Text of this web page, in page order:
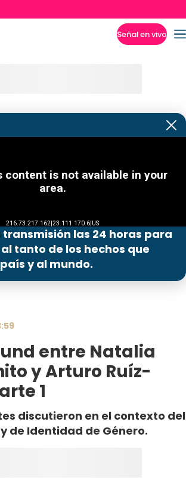
Señal en vivo
transmisión las 24 horas para
tanto de los hechos que
y al mundo.
entre Natalia
y Arturo Ruíz-
1
discutieron en el contexto del
de Identidad de Género.